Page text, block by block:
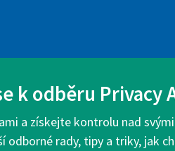
k odběru Privacy
a získejte kontrolu nad
odborné rady, tipy a triky, jak